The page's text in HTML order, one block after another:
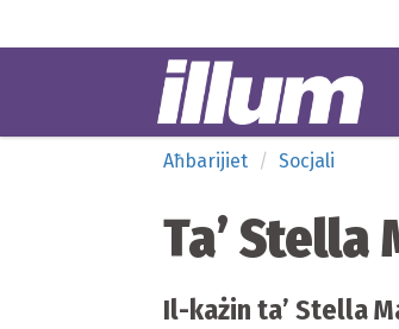
Aħbarijiet Socjali
Ta’
Il-każin ta’ Stella